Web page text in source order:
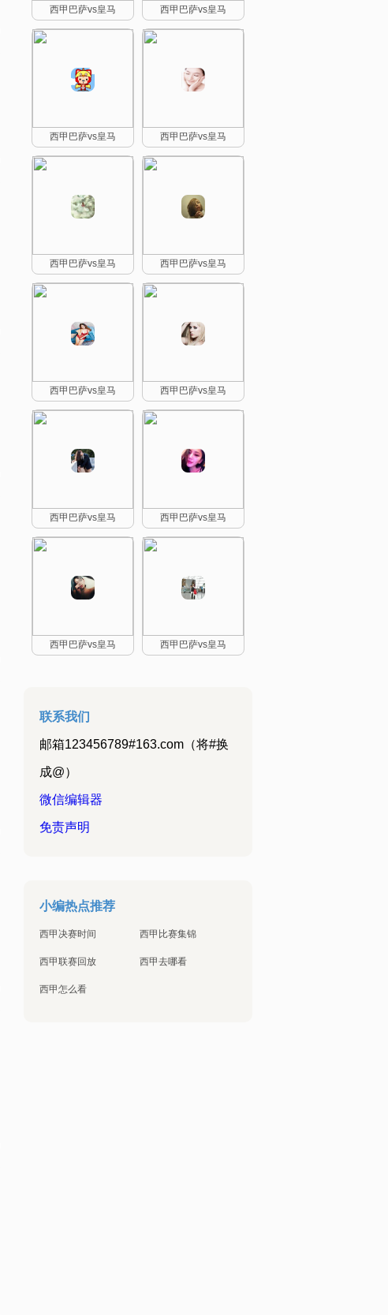
西甲巴萨vs皇马 西甲巴萨vs皇马
西甲巴萨vs皇马 西甲巴萨vs皇马
西甲巴萨vs皇马 西甲巴萨vs皇马
西甲巴萨vs皇马 西甲巴萨vs皇马
西甲巴萨vs皇马 西甲巴萨vs皇马
西甲巴萨vs皇马 西甲巴萨vs皇马
联系我们
邮箱123456789#163.com（将#换
成@）
微信编辑器
免责声明
小编热点推荐
西甲决赛时间 西甲比赛集锦
西甲联赛回放 西甲去哪看
西甲怎么看